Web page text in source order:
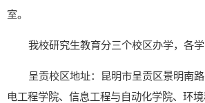
室。
我校研究生教育分三个校区办学，各学
呈贡校区地址：昆明市呈贡区景明南路
电工程学院、信息工程与自动化学院、环